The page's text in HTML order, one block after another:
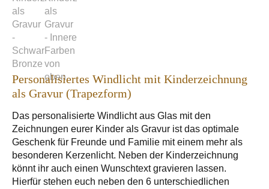
Personalisiertes Windlicht mit Kinderzeichnung
als Gravur (Trapezform)
Das personalisierte Windlicht aus Glas mit den
Zeichnungen eurer Kinder als Gravur ist das optimale
Geschenk für Freunde und Familie mit einem mehr als
besonderen Kerzenlicht. Neben der Kinderzeichnung
könnt ihr auch einen Wunschtext gravieren lassen.
Hierfür stehen euch neben den 6 unterschiedlichen